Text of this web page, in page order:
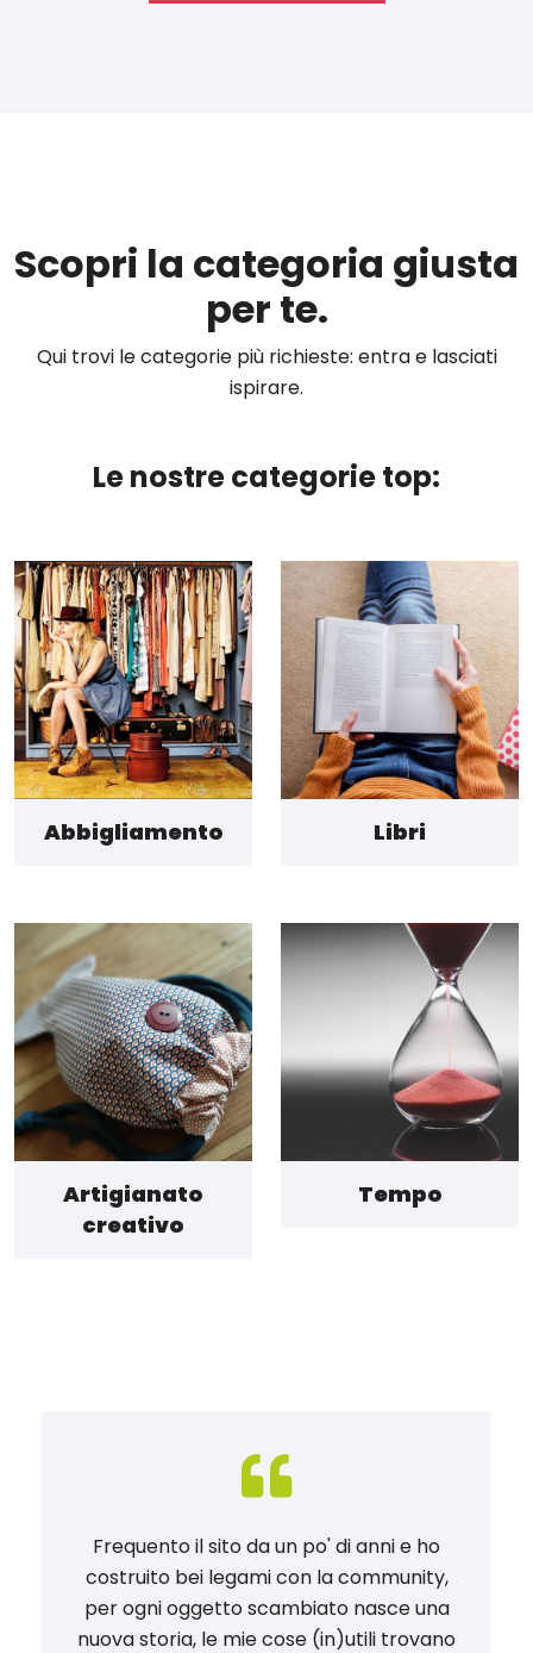
Scopri la categoria giusta
per te.
Qui trovi le categorie più richieste: entra e lasciati
ispirare.
Le nostre categorie top:
Abbigliamento Libri
Artigianato
creativo
Tempo
Frequento il sito da un po' di anni e ho
costruito bei legami con la community,
per ogni oggetto scambiato nasce una
nuova storia, le mie cose (in)utili trovano